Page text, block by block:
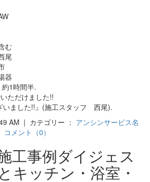
む
尾
器
1時間半.
ただけました!!
いました!!』(施工スタッフ 西尾).
AM | カテゴリー ： アンシンサービス名
コメント（0）
工事例ダイジェス
キッチン・浴室・